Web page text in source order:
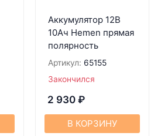
Аккумулятор 12В
10Ач Hemen прямая
полярность
Артикул: 65155
Закончился
2 930 ₽
В КОРЗИНУ